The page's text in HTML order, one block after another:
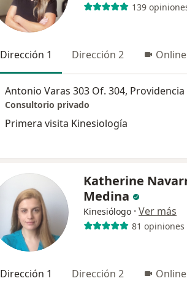
139
Dirección 1 Dirección 2 Online
Antonio Varas 303 Of. 304, Providencia
Consultorio privado
Primera visita Kinesiología
Katherine
Medina
Kinesiólogo · Ver más
81 opiniones
Dirección 1 Dirección 2 Online